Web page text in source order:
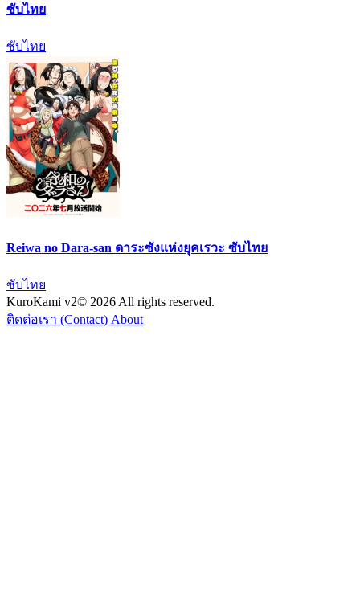
ซับไทย
ซับไทย
Reiwa no Dara-san ดาระซังแห่งยุคเรวะ ซับไทย
ซับไทย
KuroKami v2© 2026 All rights reserved.
ติดต่อเรา (Contact) About